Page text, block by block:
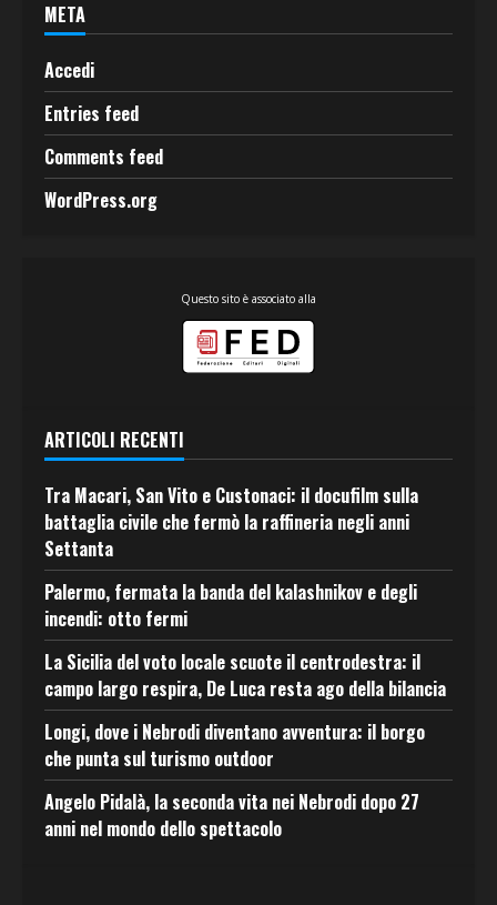
META
Accedi
Entries feed
Comments feed
WordPress.org
Questo sito è associato alla
ARTICOLI RECENTI
Tra Macari, San Vito e Custonaci: il docufilm sulla
battaglia civile che fermò la raffineria negli anni
Settanta
Palermo, fermata la banda del kalashnikov e degli
incendi: otto fermi
La Sicilia del voto locale scuote il centrodestra: il
campo largo respira, De Luca resta ago della bilancia
Longi, dove i Nebrodi diventano avventura: il borgo
che punta sul turismo outdoor
Angelo Pidalà, la seconda vita nei Nebrodi dopo 27
anni nel mondo dello spettacolo